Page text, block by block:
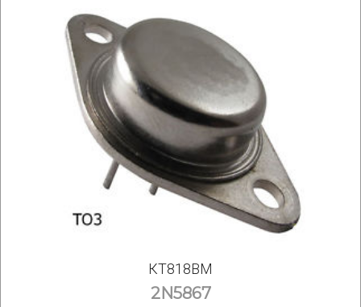
КТ818ВМ
2N5867